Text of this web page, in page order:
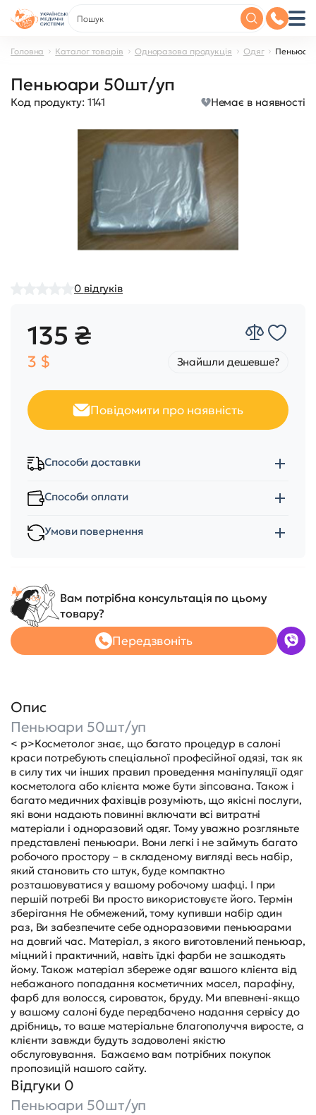
Головна Каталог товарів Одноразова продукція Одяг
Пеньюари 50шт/уп
Код продукту: 1141 Немає в наявності
0 відгуків
135 ₴
3 $ Знайшли дешевше?
Повідомити про наявність
Способи доставки
Способи оплати
Умови повернення
Вам потрібна консультація по цьому
товару?
Передзвоніть
Опис
Пеньюари 50шт/уп
< p>Косметолог знає, що багато процедур в салоні
краси потребують спеціальної професійної одязі, так як
в силу тих чи інших правил проведення маніпуляції одяг
косметолога або клієнта може бути зіпсована. Також і
багато медичних фахівців розуміють, що якісні послуги,
які вони надають повинні включати всі витратні
матеріали і одноразовий одяг. Тому уважно розгляньте
представлені пеньюари. Вони легкі і не займуть багато
робочого простору – в складеному вигляді весь набір,
який становить сто штук, буде компактно
розташовуватися у вашому робочому шафці. І при
першій потребі Ви просто використовуєте його. Термін
зберігання Не обмежений, тому купивши набір один
раз, Ви забезпечите себе одноразовими пеньюарами
на довгий час. Матеріал, з якого виготовлений пеньюар,
міцний і практичний, навіть їдкі фарби не зашкодять
йому. Також матеріал збереже одяг вашого клієнта від
небажаного попадання косметичних масел, парафіну,
фарб для волосся, сироваток, бруду. Ми впевнені-якщо
у вашому салоні буде передбачено надання сервісу до
дрібниць, то ваше матеріальне благополуччя виросте, а
клієнти завжди будуть задоволені якістю
обслуговування. Бажаємо вам потрібних покупок
пропозицій нашого сайту.
Відгуки 0
Пеньюари 50шт/уп